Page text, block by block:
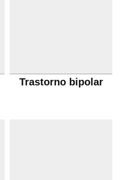
Trastorno bipolar